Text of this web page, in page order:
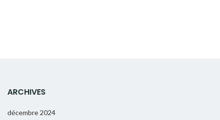
ARCHIVES
décembre 2024